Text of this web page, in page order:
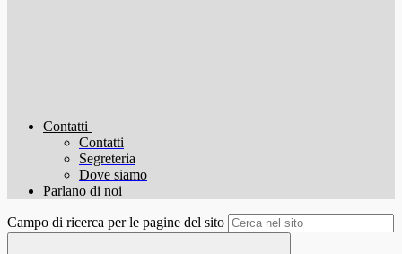
Contatti
Contatti
Segreteria
Dove siamo
Parlano di noi
Campo di ricerca per le pagine del sito